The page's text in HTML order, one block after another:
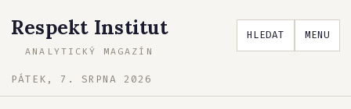
PÁTEK, 7. SRPNA 2026
Respekt Institut
ANALYTICKÝ MAGAZÍN
HLEDAT MENU